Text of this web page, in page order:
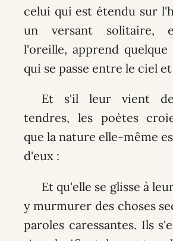
celui qui est étendu sur
un versant solitaire,
l'oreille, apprend quelque
qui se passe entre le ciel
Et s'il leur vient
tendres, les poètes
que la nature elle-même
d'eux :
Et qu'elle se glisse à
y murmurer des choses
paroles caressantes. Ils